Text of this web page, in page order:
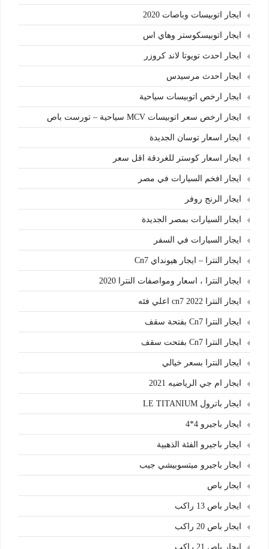
ايجار اتوبيسات وباصات 2020
ايجار اتوبيسكوستر وهاي اس
ايجار احدث تويوتا لاند كروزر
ايجار احدث مرسيدس
ايجار ارخص اتوبيسات سياحية
ايجار ارخص سعر اتوبيسات MCV سياحية – تورست باص
ايجار اسعار توسان الجديدة
ايجار اسعار كوستر للغردقة اقل سعر
ايجار افخم السيارات في مصر
ايجار الرنج روفر
ايجار السيارات بمصر الجديدة
ايجار السيارات في السفر
ايجار النترا – ايجار هيونداي Cn7
ايجار النترا ، اسعار ومواصفات النترا 2020
ايجار النترا cn7 2022 اعلي فئه
ايجار النترا Cn7 بفتحة سقف
ايجار النترا Cn7 بفتحت سقف
ايجار النترا بسعر خيالي
ايجار ام جي الرياضيه 2021
ايجار باترول LE TITANIUM
ايجار باجيرو 4*4
ايجار باجيرو الفئة الذهبية
ايجار باجيرو ميتسوبيشي جيب
ايجار باص
ايجار باص 13 راكب
ايجار باص 20 راكب
ايجار باص 21 راكب